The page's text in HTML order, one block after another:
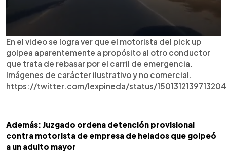
En el video se logra ver que el motorista del pick up
golpea aparentemente a propósito al otro conductor
que trata de rebasar por el carril de emergencia.
Imágenes de carácter ilustrativo y no comercial.
https://twitter.com/lexpineda/status/
Además: Juzgado ordena detención provisional
contra motorista de empresa de helados que golpeó
a un adulto mayor